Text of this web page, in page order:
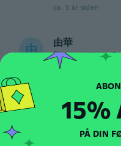
ca. 5 år siden
由 由華
Ble med i 2020 · 3
ca. 5 år siden
F Faith
Ble med i 2017 ·
ca. 5 år siden
15%
PÅ DIN